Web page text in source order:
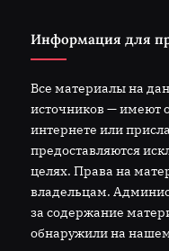
Информация для
Все материалы на
источников — имеют
интернете или
предоставляются
целях. Права на
владельцам.
за содержание
обнаружили на